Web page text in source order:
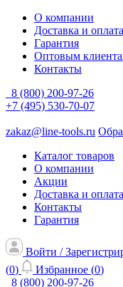
О компании
Доставка и оплата
Гарантия
Оптовым
Контакты
8 (800) 200-97-26
+7 (495) 530-70-07
zakaz@line-tools.ru
Каталог товаров
О компании
Акции
Доставка и оплата
Контакты
Гарантия
Войти /
(0) Избранное (0)
8 (800) 200-97-26